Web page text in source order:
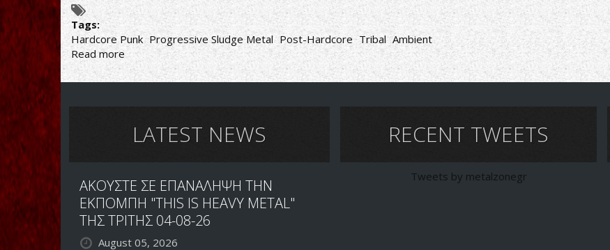
Tags:
Hardcore Punk Progressive Sludge Metal Post-Hardcore Tribal Ambient
Read more about
Neurosis
–
As
Law
LATEST NEWS
ΑΚΟΥΣΤΕ ΣΕ ΕΠΑΝΑΛΗΨΗ ΤΗΝ
ΕΚΠΟΜΠΗ "THIS IS HEAVY METAL"
ΤΗΣ ΤΡΙΤΗΣ 04-08-26
August 05, 2026
RECENT TWEETS
Tweets by metalzonegr